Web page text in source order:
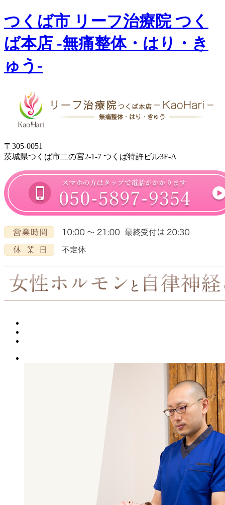
つくば市 リーフ治療院 つく
ば本店 -無痛整体・はり・き
ゅう-
〒305-0051
茨城県つくば市二の宮2-1-7 つくば特許ビル3F-A